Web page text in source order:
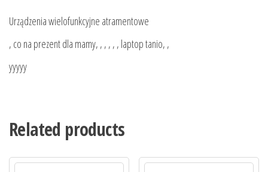
Urządzenia wielofunkcyjne atramentowe
, co na prezent dla mamy, , , , , , laptop tanio, ,
yyyyy
Related products